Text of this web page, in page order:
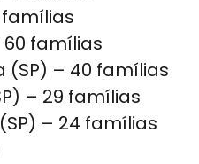
famílias
60 famílias
(SP) – 40 famílias
– 29 famílias
– 24 famílias